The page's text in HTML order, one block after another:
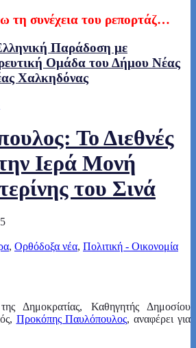
τη συνέχεια του ρεπορτάζ…
Παράδοση με
Ομάδα του Δήμου Νέας
Χαλκηδόνας
Το Διεθνές
Ιερά Μονή
του Σινά
, Ορθόδοξα νέα, Πολιτική - Οικονομία
Δημοκρατίας, Καθηγητής Δημοσίου
Προκόπης Παυλόπουλος, αναφέρει για